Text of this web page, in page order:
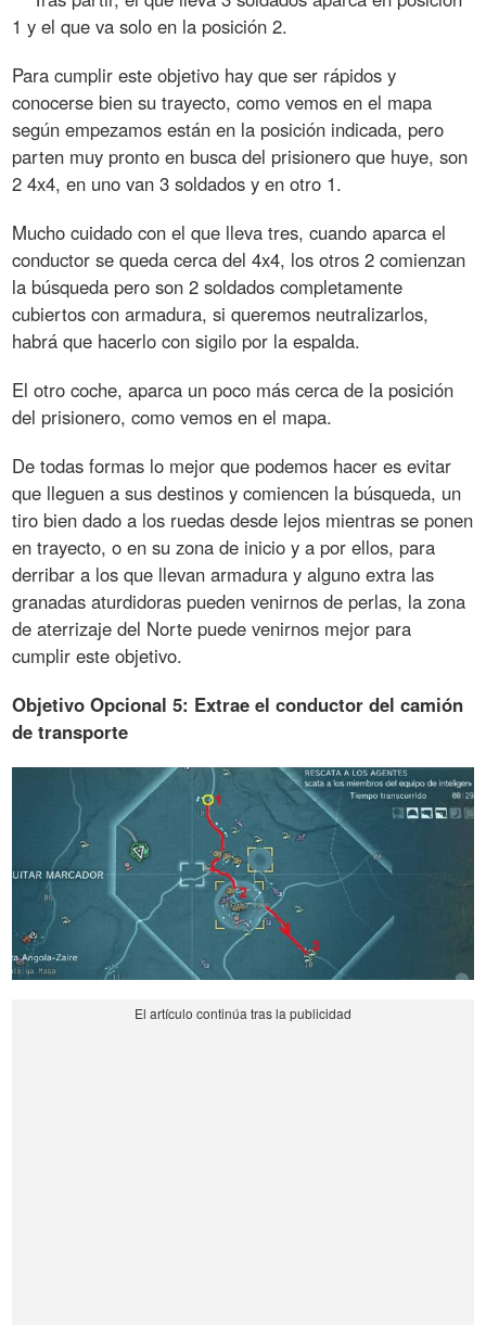
1 y el que va solo en la posición 2.
Para cumplir este objetivo hay que ser rápidos y
conocerse bien su trayecto, como vemos en el mapa
según empezamos están en la posición indicada, pero
parten muy pronto en busca del prisionero que huye, son
2 4x4, en uno van 3 soldados y en otro 1.
Mucho cuidado con el que lleva tres, cuando aparca el
conductor se queda cerca del 4x4, los otros 2 comienzan
la búsqueda pero son 2 soldados completamente
cubiertos con armadura, si queremos neutralizarlos,
habrá que hacerlo con sigilo por la espalda.
El otro coche, aparca un poco más cerca de la posición
del prisionero, como vemos en el mapa.
De todas formas lo mejor que podemos hacer es evitar
que lleguen a sus destinos y comiencen la búsqueda, un
tiro bien dado a los ruedas desde lejos mientras se ponen
en trayecto, o en su zona de inicio y a por ellos, para
derribar a los que llevan armadura y alguno extra las
granadas aturdidoras pueden venirnos de perlas, la zona
de aterrizaje del Norte puede venirnos mejor para
cumplir este objetivo.
Objetivo Opcional 5: Extrae el conductor del camión
de transporte